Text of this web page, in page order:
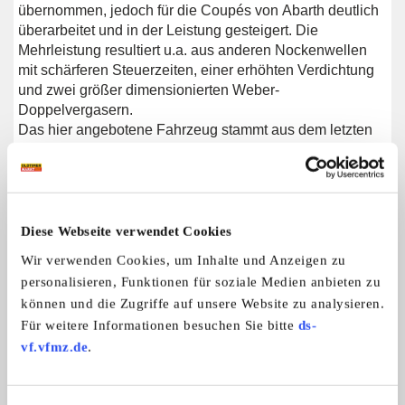
Diese Webseite verwendet Cookies
Wir verwenden Cookies, um Inhalte und Anzeigen zu
personalisieren, Funktionen für soziale Medien anbieten zu
können und die Zugriffe auf unsere Website zu analysieren.
Für weitere Informationen besuchen Sie bitte ds-
vf.vfmz.de.
übernommen, jedoch für die Coupés von Abarth deutlich
überarbeitet und in der Leistung gesteigert. Die
Mehrleistung resultiert u.a. aus anderen Nockenwellen
mit schärferen Steuerzeiten, einer erhöhten Verdichtung
und zwei größer dimensionierten Weber-
Doppelvergasern.
Das hier angebotene Fahrzeug stammt aus dem letzten
ursprünglich nach Siena. Aus der Toskana fand das
Fahrzeug auf eigener Achse auch den Weg nach
Kennzeichen liegen noch vor. Fahrzeugstandort ist
Weitere Anzeigen dieses Anbieters